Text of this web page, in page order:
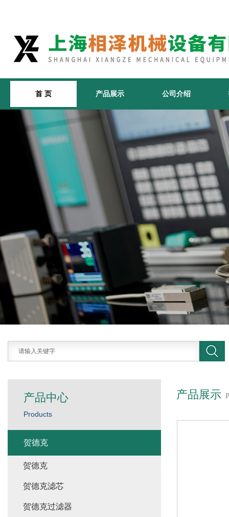
首 页 产品展示 公司介绍
产品展示
产品中心
Products
贺德克
贺德克
贺德克滤芯
贺德克过滤器